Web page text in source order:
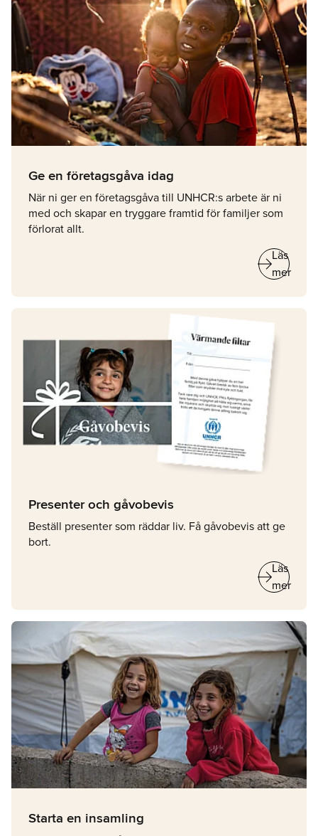
Ge en företagsgåva idag
När ni ger en företagsgåva till UNHCR:s arbete är ni
med och skapar en tryggare framtid för familjer som
förlorat allt.
arrow_right_altLäs
mer
Presenter och gåvobevis
Beställ presenter som räddar liv. Få gåvobevis att ge
bort.
arrow_right_altLäs
mer
Starta en insamling